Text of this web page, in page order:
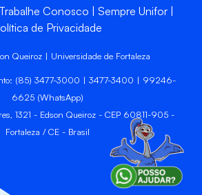
Trabalhe Conosco
Sempre Unifor
de Privacidade
Queiroz | Universidade de Fortaleza
(85) 3477-3000 | 3477-3400 | 99246-
6625 (WhatsApp)
1321 - Edson Queiroz - CEP 60811-905 -
Fortaleza / CE - Brasil